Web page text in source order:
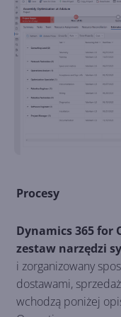
Procesy
Dynamics 365
zestaw narzędzi
i zorganizowany
dostawami,
wchodzą poniżej